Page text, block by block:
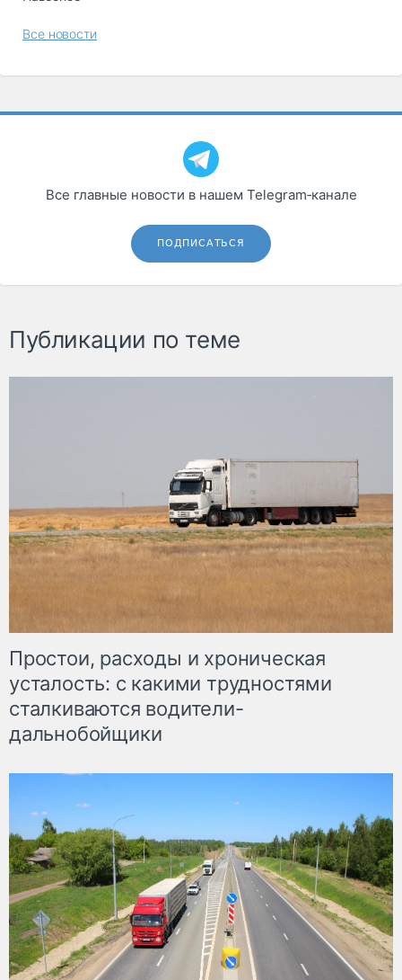
Все новости
Все главные новости в нашем Telegram‑канале
ПОДПИСАТЬСЯ
Публикации по теме
Простои, расходы и хроническая
усталость: с какими трудностями
сталкиваются водители-
дальнобойщики